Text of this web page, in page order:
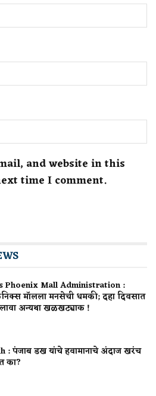
and website in this
time I comment.
Phoenix Mall Administration :
मॉलला मनसेची धमकी; दहा दिवसात
लावा अन्यथा खळखट्याक !
: पंजाब डख यांचे हवामानाचे अंदाज खरंच
का?